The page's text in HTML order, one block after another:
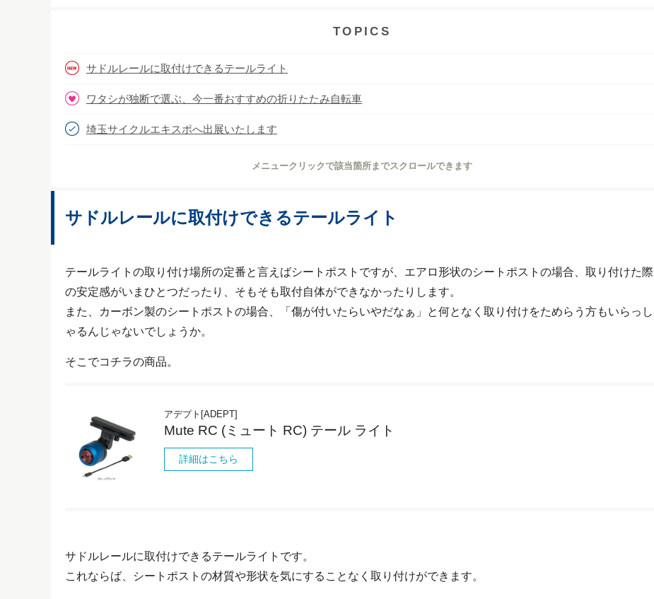
e
k
t
e
TOPICS
サドルレールに取付けできるテールライト
ワタシが独断で選ぶ、今一番おすすめの折りたたみ自転車
埼玉サイクルエキスポへ出展いたします
メニュークリックで該当箇所までスクロールできます
サドルレールに取付けできるテールライト
テールライトの取り付け場所の定番と言えばシートポストですが、エアロ形状のシートポストの場合、取り付けた際
の安定感がいまひとつだったり、そもそも取付自体ができなかったりします。
また、カーボン製のシートポストの場合、「傷が付いたらいやだなぁ」と何となく取り付けをためらう方もいらっし
ゃるんじゃないでしょうか。
そこでコチラの商品。
アデプト[ADEPT]
Mute RC (ミュート RC) テール ライト
詳細はこちら
サドルレールに取付けできるテールライトです。
これならば、シートポストの材質や形状を気にすることなく取り付けができます。